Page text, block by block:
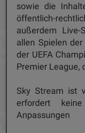
sowie die
öffentlich-
außerdem Live-
allen Spielen
der UEFA
Premier League,
Sky Stream ist
erfordert
Anpassungen